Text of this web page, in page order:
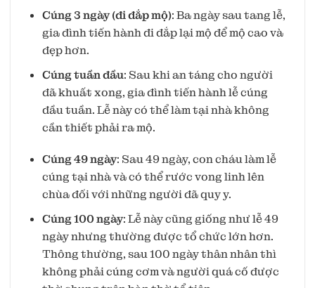
Cúng 3 ngày (đi đắp mộ): Ba ngày sau tang lễ,
gia đình tiến hành đi đắp lại mộ để mộ cao và
đẹp hơn.
Cúng tuần đầu: Sau khi an táng cho người
đã khuất xong, gia đình tiến hành lễ cúng
đầu tuần. Lễ này có thể làm tại nhà không
cần thiết phải ra mộ.
Cúng 49 ngày: Sau 49 ngày, con cháu làm lễ
cúng tại nhà và có thể rước vong linh lên
chùa đối với những người đã quy y.
Cúng 100 ngày: Lễ này cũng giống như lễ 49
ngày nhưng thường được tổ chức lớn hơn.
Thông thường, sau 100 ngày thân nhân thì
không phải cúng cơm và người quá cố được